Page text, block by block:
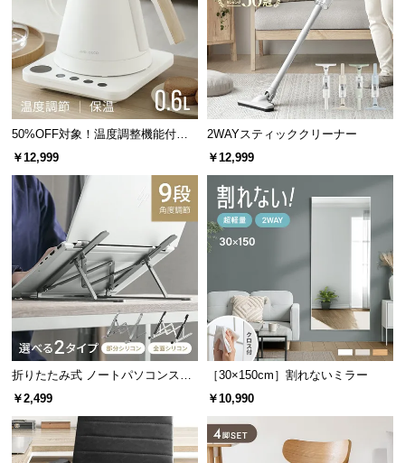
て
保
証
に
つ
い
て
会
員
規
約
に
つ
い
て
お
客
使用可能
・メガネ、マスク
・スマホ、イヤホン
・貴金属（指輪・ネックレス・イヤ
リングなど）
・腕時計 など
使用不可
・紫外線の影響を受ける宝石
・入れ歯
・コンタクトレンズ など
※詳細は取扱説明書をご確認ください。
まとめて除菌できる大容量サイズ
小物をまとめて除菌できる大容量サイズ。ゆったり
とした内寸で、スマホやマスクなども入れることが
50%OFF対象！温度調整機能付き
電気ケトル
￥12,999
2WAYスティッククリーナー
￥12,999
折りたたみ式 ノートパソコンスタ
ンド
￥2,499
［30×150cm］割れないミラー
￥10,990